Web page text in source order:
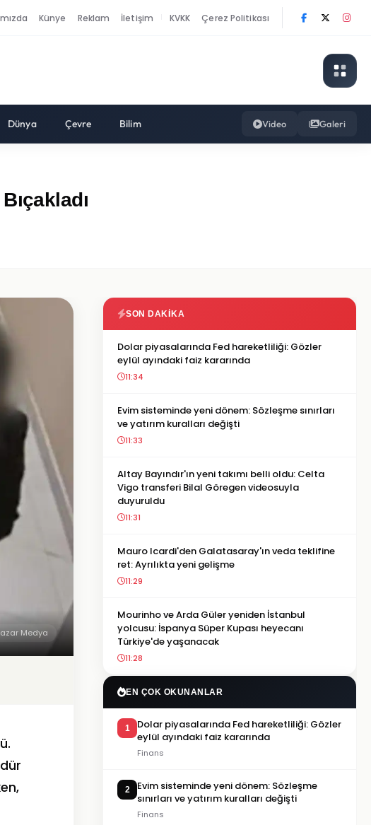
Künye Reklam İletişim KVKK Çerez Politikası
Dünya Çevre Bilim Video Galeri
Medya
SON DAKIKA
Dolar piyasalarında Fed hareketliliği: Gözler
eylül ayındaki faiz kararında
11:34
Evim sisteminde yeni dönem: Sözleşme sınırları
ve yatırım kuralları değişti
11:33
Altay Bayındır'ın yeni takımı belli oldu: Celta
Vigo transferi Bilal Göregen videosuyla
duyuruldu
11:31
Mauro Icardi'den Galatasaray'ın veda teklifine
ret: Ayrılıkta yeni gelişme
11:29
Mourinho ve Arda Güler yeniden İstanbul
yolcusu: İspanya Süper Kupası heyecanı
Türkiye'de yaşanacak
11:28
EN ÇOK OKUNANLAR
1
Dolar piyasalarında Fed hareketliliği: Gözler
eylül ayındaki faiz kararında
Finans
2
Evim sisteminde yeni dönem: Sözleşme
sınırları ve yatırım kuralları değişti
Finans